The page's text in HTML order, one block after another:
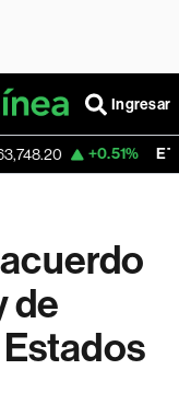
Ingresar
+0.51% ETH/USD
de